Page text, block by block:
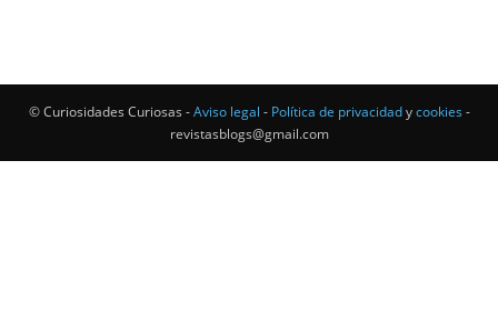
© Curiosidades Curiosas -Aviso legal - Política de privacidadycookies -
revistasblogs@gmail.com